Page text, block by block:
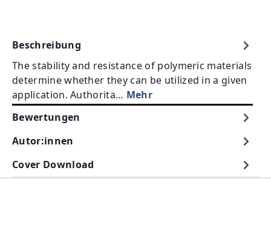
Beschreibung
The stability and resistance of polymeric materials
determine whether they can be utilized in a given
application. Authorita… Mehr
Bewertungen
Autor:innen
Cover Download